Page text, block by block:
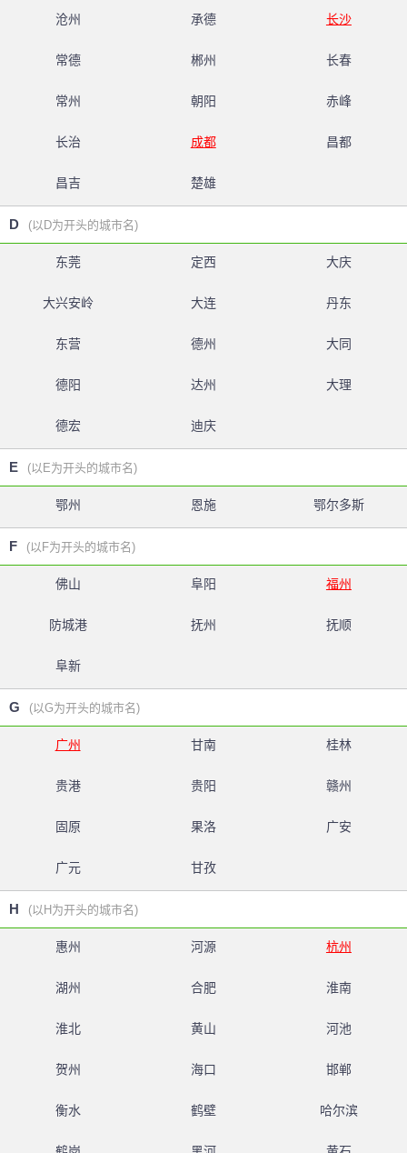
沧州 承德 长沙
常德 郴州 长春
常州 朝阳 赤峰
长治 成都 昌都
昌吉 楚雄
D (以D为开头的城市名)
东莞 定西 大庆
大兴安岭 大连 丹东
东营 德州 大同
德阳 达州 大理
德宏 迪庆
E (以E为开头的城市名)
鄂州 恩施 鄂尔多斯
F (以F为开头的城市名)
佛山 阜阳 福州
防城港 抚州 抚顺
阜新
G (以G为开头的城市名)
广州 甘南 桂林
贵港 贵阳 赣州
固原 果洛 广安
广元 甘孜
H (以H为开头的城市名)
惠州 河源 杭州
湖州 合肥 淮南
淮北 黄山 河池
贺州 海口 邯郸
衡水 鹤壁 哈尔滨